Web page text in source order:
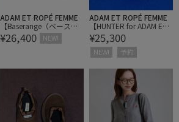
ADAM ET ROPÉ FEMME
【Baserange（ベースレ
ンジ）】別注 Pin Long S
leeves
¥26,400 NEW!
ADAM ET ROPÉ FEMME
【HUNTER for ADAM ET
ROPE'】別注TRAVEL FL
OW SUEDE TRAINER
¥25,300
NEW! 予約